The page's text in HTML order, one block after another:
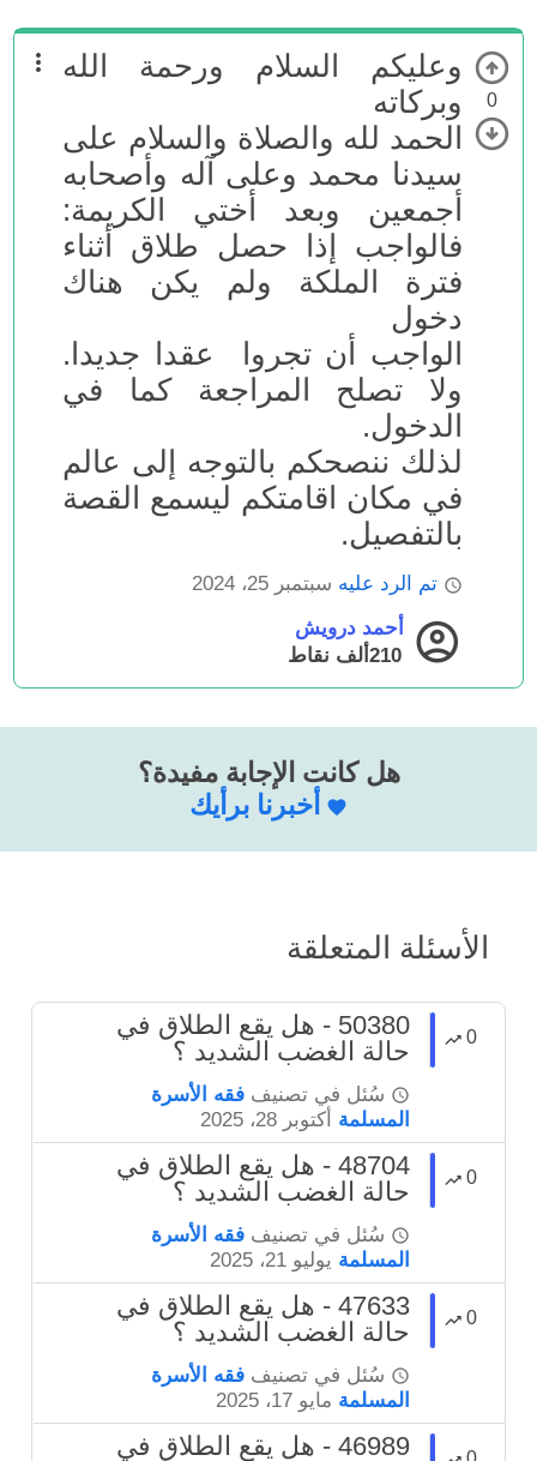
0
وعليكم السلام ورحمة الله
وبركاته
الحمد لله والصلاة والسلام على
سيدنا محمد وعلى آله وأصحابه
أجمعين وبعد أختي الكريمة:
فالواجب إذا حصل طلاق أثناء
فترة الملكة ولم يكن هناك
دخول
الواجب أن تجروا عقدا جديدا.
ولا تصلح المراجعة كما في
الدخول.
لذلك ننصحكم بالتوجه إلى عالم
في مكان اقامتكم ليسمع القصة
بالتفصيل.
تم الرد عليه سبتمبر 25، 2024
أحمد درويش
210ألف
نقاط
هل كانت الإجابة مفيدة؟
أخبرنا برأيك
الأسئلة المتعلقة
0
50380 - هل يقع الطلاق في
حالة الغضب الشديد ؟
سُئل في تصنيففقه الأسرة
المسلمة أكتوبر 28، 2025
0
48704 - هل يقع الطلاق في
حالة الغضب الشديد ؟
سُئل في تصنيففقه الأسرة
المسلمة يوليو 21، 2025
0
47633 - هل يقع الطلاق في
حالة الغضب الشديد ؟
سُئل في تصنيففقه الأسرة
المسلمة مايو 17، 2025
46989 - هل يقع الطلاق في